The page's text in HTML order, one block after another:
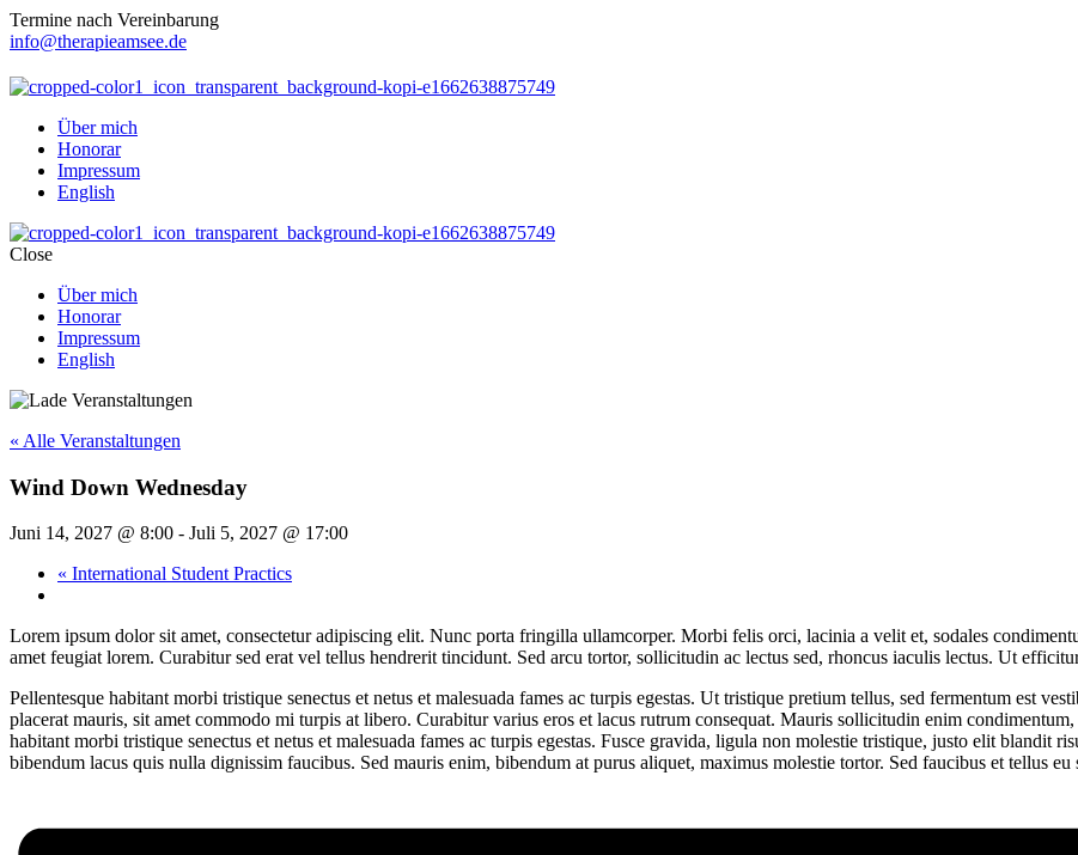
Termine nach Vereinbarung
info@therapieamsee.de
Über mich
Honorar
Impressum
English
Close
Über mich
Honorar
Impressum
English
« Alle Veranstaltungen
Wind Down Wednesday
Juni 14, 2027 @ 8:00 - Juli 5, 2027 @ 17:00
« International Student Practics
Lorem ipsum dolor sit amet, consectetur adipiscing elit. Nunc porta fringilla ullamcorper. Morbi felis orci, lacinia a velit et, sodales
amet feugiat lorem. Curabitur sed erat vel tellus hendrerit tincidunt. Sed arcu tortor, sollicitudin ac lectus sed, rhoncus iaculis lectus. Ut
Pellentesque habitant morbi tristique senectus et netus et malesuada fames ac turpis egestas. Ut tristique pretium tellus, sed fermentum est
placerat mauris, sit amet commodo mi turpis at libero. Curabitur varius eros et lacus rutrum consequat. Mauris sollicitudin enim
habitant morbi tristique senectus et netus et malesuada fames ac turpis egestas. Fusce gravida, ligula non molestie tristique, justo elit blandit
bibendum lacus quis nulla dignissim faucibus. Sed mauris enim, bibendum at purus aliquet, maximus molestie tortor. Sed faucibus et tellus